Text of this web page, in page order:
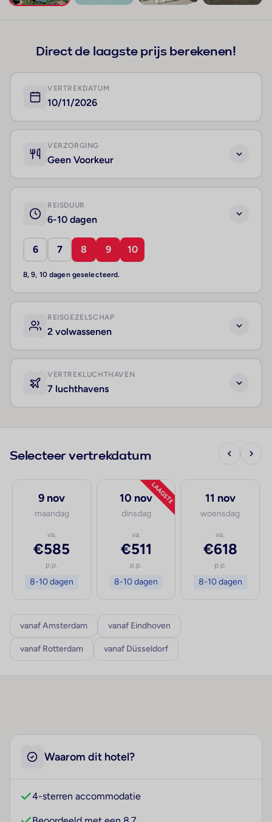
Direct de laagste prijs berekenen!
VERTREKDATUM
10/11/2026
VERZORGING
Geen Voorkeur
REISDUUR
6-10 dagen
6 7 8 9 10
8, 9, 10 dagen geselecteerd.
REISGEZELSCHAP
2 volwassenen
VERTREKLUCHTHAVEN
7 luchthavens
Selecteer vertrekdatum
9 nov
maandag
va.
€585
p.p.
8-10 dagen
LAAGSTE
10 nov
dinsdag
va.
€511
p.p.
8-10 dagen
11 nov
woensdag
va.
€618
p.p.
8-10 dagen
vanaf Amsterdam vanaf Eindhoven
vanaf Rotterdam vanaf Düsseldorf
Waarom dit hotel?
4-sterren accommodatie